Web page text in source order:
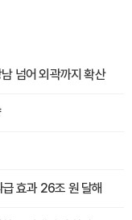
넘어 외곽까지 확산
효과 26조 원 달해